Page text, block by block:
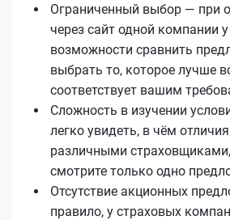
Ограниченный выбор — при
через сайт одной компании
возможности сравнить
выбрать то, которое лучше
соответствует вашим
Сложность в изучении
легко увидеть, в чём
различными
смотрите только одно
Отсутствие акционных
правило, у страховых